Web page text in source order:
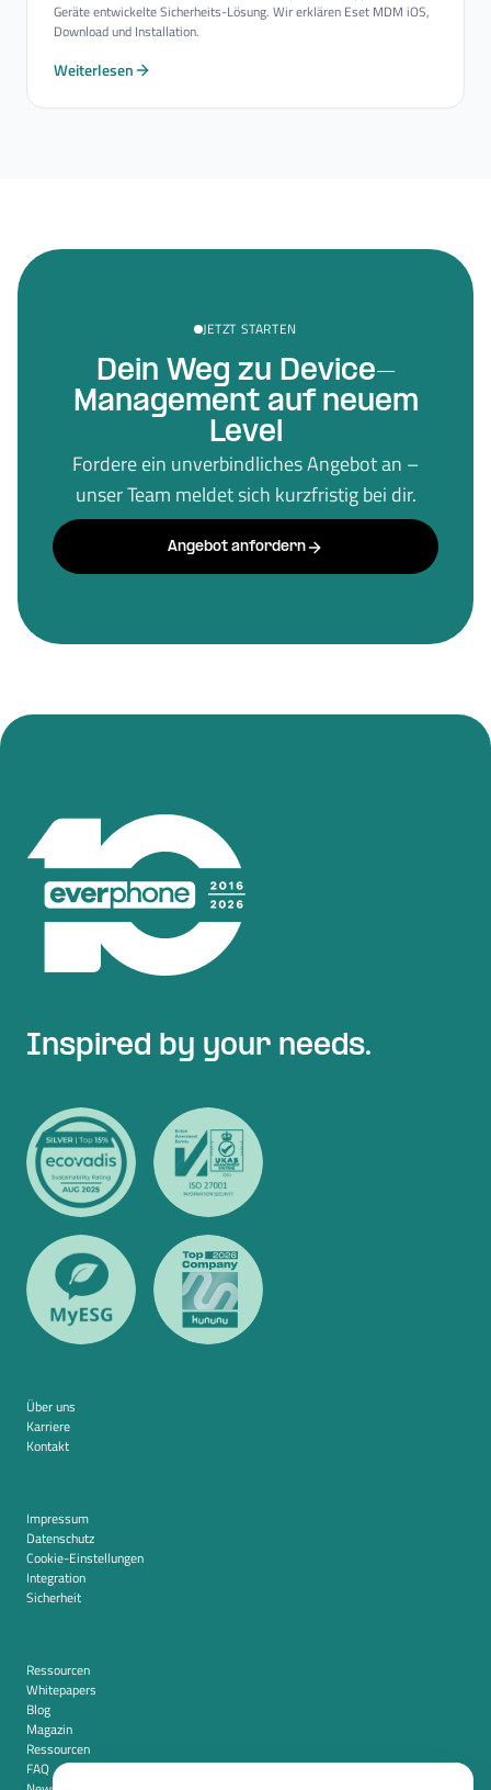
Geräte entwickelte Sicherheits-Lösung. Wir erklären Eset MDM iOS,
Download und Installation.
Weiterlesen
JETZT STARTEN
Dein Weg zu Device-
Management auf neuem
Level
Fordere ein unverbindliches Angebot an –
unser Team meldet sich kurzfristig bei dir.
Angebot anfordern
Inspired by your needs.
Über uns
Karriere
Kontakt
Impressum
Datenschutz
Cookie-Einstellungen
Integration
Sicherheit
Ressourcen
Whitepapers
Blog
Magazin
Ressourcen
FAQ